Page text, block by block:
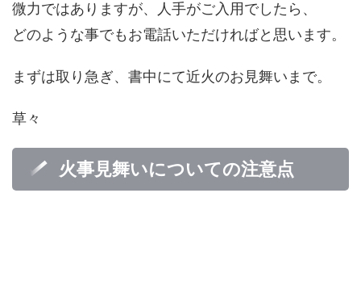
微力ではありますが、人手がご入用でしたら、
どのような事でもお電話いただければと思います。
まずは取り急ぎ、書中にて近火のお見舞いまで。
草々
火事見舞いについての注意点